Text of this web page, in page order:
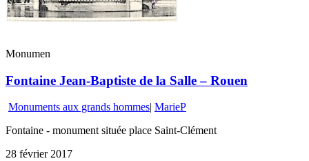
Monumen
Fontaine Jean-Baptiste de la Salle – Rouen
Monuments aux grands hommes| MarieP
Fontaine - monument située place Saint-Clément
28 février 2017